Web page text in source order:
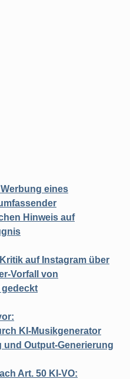
eines
Hinweis auf
auf Instagram über
Vorfall von
KI-Musikgenerator
und Output-Generierung
Art. 50 KI-VO: